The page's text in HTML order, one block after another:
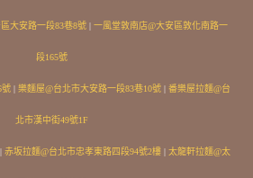
大安路一段83巷8號| 一風堂敦南店@大安區敦化南路一
段165號
號 | 樂麵屋@台北市大安路一段83巷10號 | 番樂屋拉麵@台
北市漢中街49號1F
赤坂拉麵@台北市忠孝東路四段94號2樓| 太龍軒拉麵@太